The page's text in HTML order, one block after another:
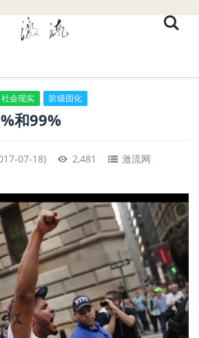
社会现实 阶级固化
和99%
07-18) 2,481
激流网